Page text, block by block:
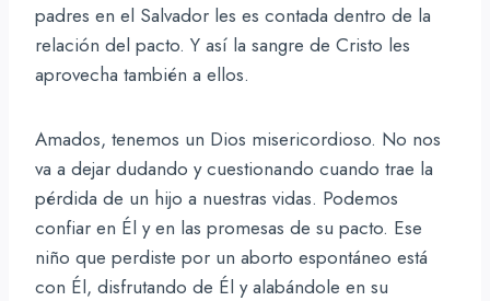
padres en el Salvador les es contada dentro de la
relación del pacto. Y así la sangre de Cristo les
aprovecha también a ellos.
Amados, tenemos un Dios misericordioso. No nos
va a dejar dudando y cuestionando cuando trae la
pérdida de un hijo a nuestras vidas. Podemos
confiar en Él y en las promesas de su pacto. Ese
niño que perdiste por un aborto espontáneo está
con Él, disfrutando de Él y alabándole en su